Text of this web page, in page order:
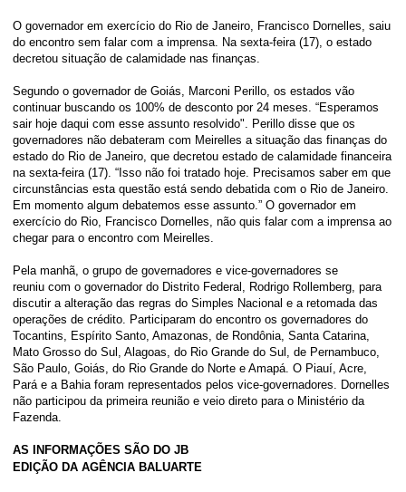
O governador em exercício do Rio de Janeiro, Francisco Dornelles, saiu
do encontro sem falar com a imprensa. Na sexta-feira (17), o estado
decretou situação de calamidade nas finanças.
Segundo o governador de Goiás, Marconi Perillo, os estados vão
continuar buscando os 100% de desconto por 24 meses. “Esperamos
sair hoje daqui com esse assunto resolvido". Perillo disse que os
governadores não debateram com Meirelles a situação das finanças do
estado do Rio de Janeiro, que decretou estado de calamidade financeira
na sexta-feira (17). “Isso não foi tratado hoje. Precisamos saber em que
circunstâncias esta questão está sendo debatida com o Rio de Janeiro.
Em momento algum debatemos esse assunto.” O governador em
exercício do Rio, Francisco Dornelles, não quis falar com a imprensa ao
chegar para o encontro com Meirelles.
Pela manhã, o grupo de governadores e vice-governadores se
reuniu com o governador do Distrito Federal, Rodrigo Rollemberg, para
discutir a alteração das regras do Simples Nacional e a retomada das
operações de crédito. Participaram do encontro os governadores do
Tocantins, Espírito Santo, Amazonas, de Rondônia, Santa Catarina,
Mato Grosso do Sul, Alagoas, do Rio Grande do Sul, de Pernambuco,
São Paulo, Goiás, do Rio Grande do Norte e Amapá. O Piauí, Acre,
Pará e a Bahia foram representados pelos vice-governadores. Dornelles
não participou da primeira reunião e veio direto para o Ministério da
Fazenda.
AS INFORMAÇÕES SÃO DO JB
EDIÇÃO DA AGÊNCIA BALUARTE